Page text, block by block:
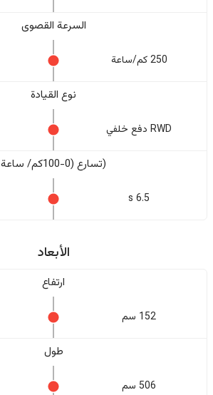
السرعة القصوى
250 كم/ساعة
نوع القيادة
RWD دفع خلفي
(تسارع (0-100كم/ ساعة
6.5 s
الأبعاد
ارتفاع
152 سم
طول
506 سم